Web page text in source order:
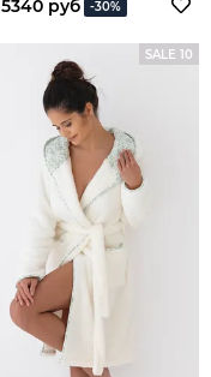
5340 руб -30%
SALE 10